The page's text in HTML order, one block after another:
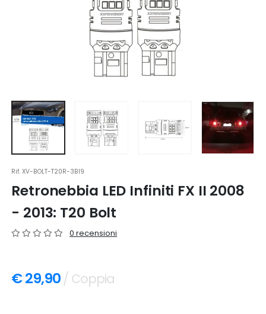
Rif.XV-BOLT-T20R-3BI9
Retronebbia LED Infiniti FX II 2008
- 2013: T20 Bolt
0 recensioni
€ 29,90 / Coppia